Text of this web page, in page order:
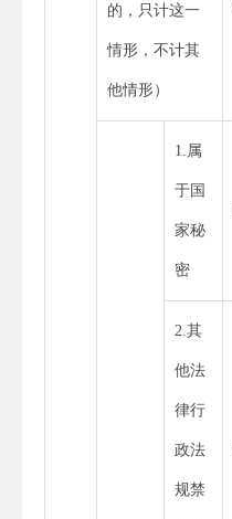
的，只计这一
情形，不计其
他情形）
1.属
于国
家秘
密
2.其
他法
律行
政法
规禁